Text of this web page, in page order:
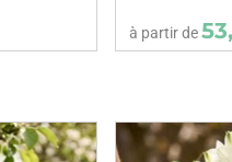
à partir de